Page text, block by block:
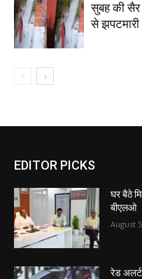
सुबह की सैर
से झपटमारी
EDITOR PICKS
घर बैठे
बीएलओ
August
रेड